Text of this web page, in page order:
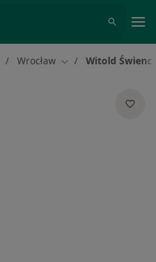
Wrocław Zmień miasto
Witold Świenc